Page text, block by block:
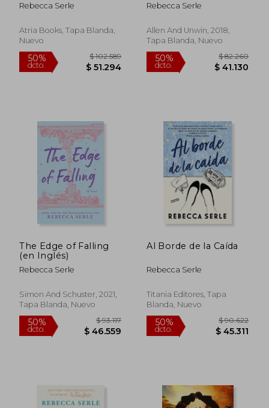
Rebecca Serle
Atria Books, Tapa Blanda,
Nuevo
Rebecca Serle
Allen And Unwin, 2018,
Tapa Blanda, Nuevo
The Edge of Falling
(en Inglés)
Rebecca Serle
Simon And Schuster, 2021,
Tapa Blanda, Nuevo
Al Borde de la Caída
Rebecca Serle
Titania Editores, Tapa
Blanda, Nuevo